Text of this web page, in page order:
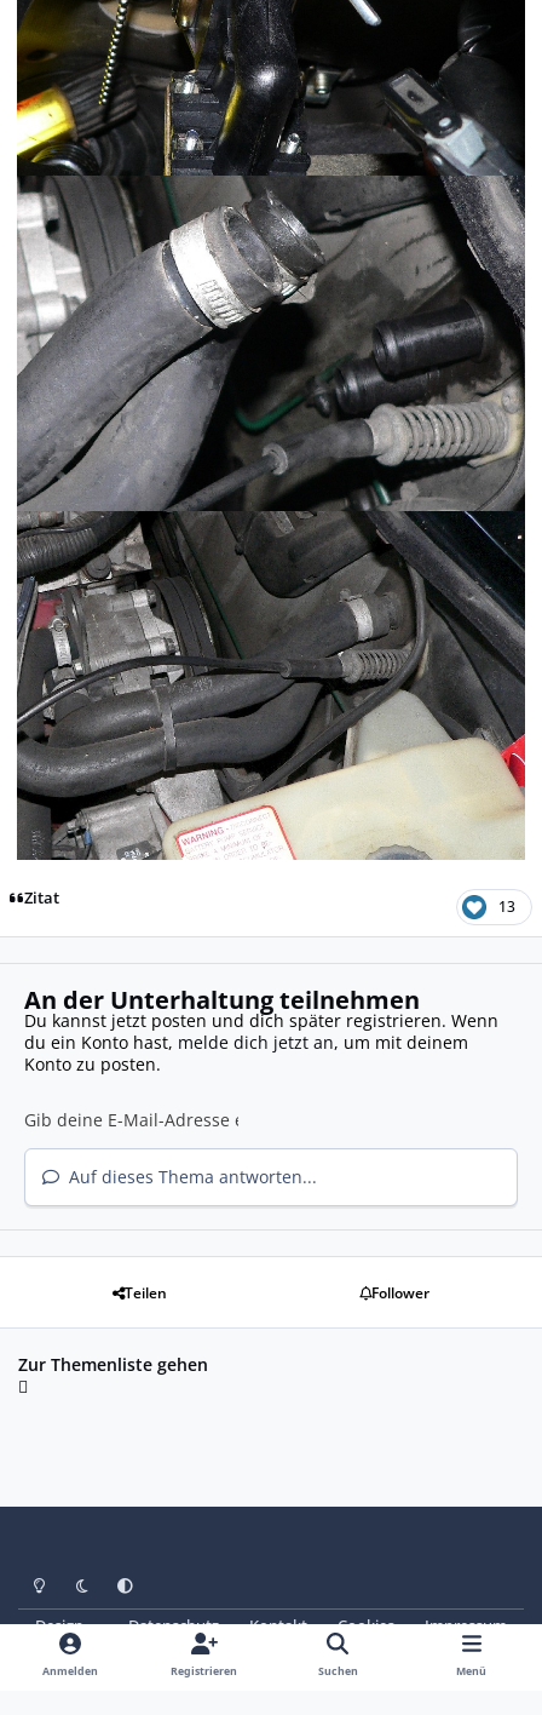
Zitat 13
An der Unterhaltung teilnehmen
Du kannst jetzt posten und dich später registrieren. Wenn
du ein Konto hast, melde dich jetzt an, um mit deinem
Konto zu posten.
Auf dieses Thema antworten...
Teilen Follower
Zur Themenliste gehen
Heller ModusDunkler Modus
Systemeinstellung
Design Datenschutz Kontakt Cookies
Impressum
© Copyright 2025 - SAABoteure e. V.
Powered by Invision Community
Anmelden Registrieren Suchen Menü